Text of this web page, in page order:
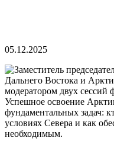
05.12.2025
Успешное освоение
фундаментальных задач:
условиях Севера и как
необходимым.